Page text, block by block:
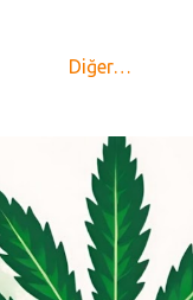
Diğer…